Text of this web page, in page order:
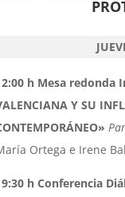
h Mesa redonda
Y SU
Ortega e Irene
h Conferencia